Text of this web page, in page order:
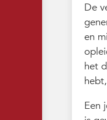
De
en
het
Een